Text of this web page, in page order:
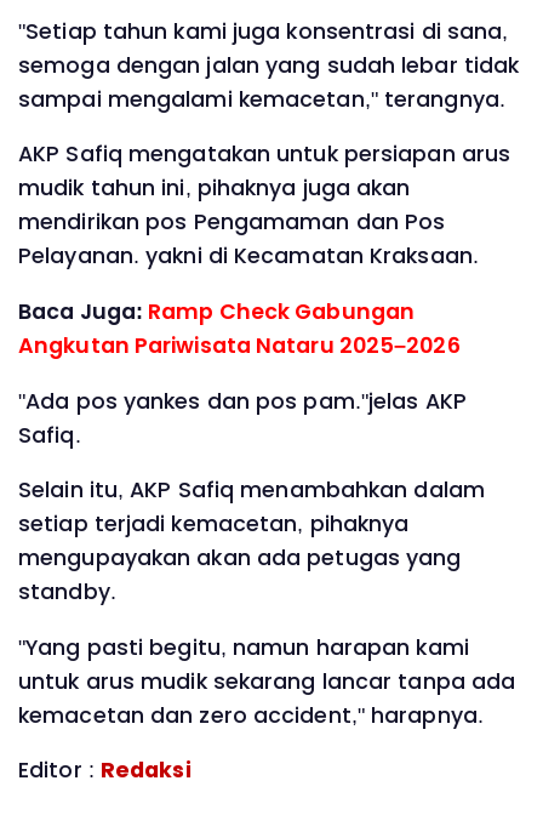
"Setiap tahun kami juga konsentrasi di sana,
semoga dengan jalan yang sudah lebar tidak
sampai mengalami kemacetan," terangnya.
AKP Safiq mengatakan untuk persiapan arus
mudik tahun ini, pihaknya juga akan
mendirikan pos Pengamaman dan Pos
Pelayanan. yakni di Kecamatan Kraksaan.
Baca Juga: Ramp Check Gabungan
Angkutan Pariwisata Nataru 2025–2026
"Ada pos yankes dan pos pam."jelas AKP
Safiq.
Selain itu, AKP Safiq menambahkan dalam
setiap terjadi kemacetan, pihaknya
mengupayakan akan ada petugas yang
standby.
"Yang pasti begitu, namun harapan kami
untuk arus mudik sekarang lancar tanpa ada
kemacetan dan zero accident," harapnya.
Editor : Redaksi